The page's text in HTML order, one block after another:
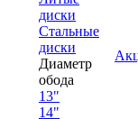
диски
Стальные
диски
Диаметр
обода
13"
14"